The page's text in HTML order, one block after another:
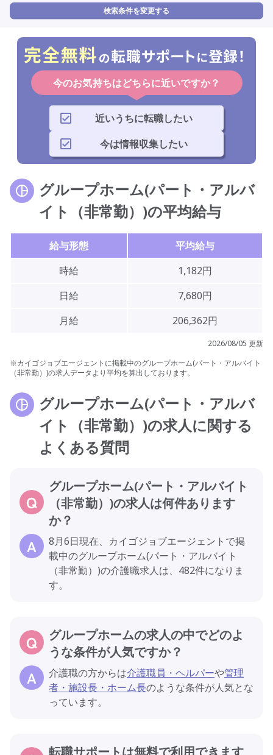
検索条件を変更する
今のお気持ちはどちらに近いですか？
近いうちに転職したい
今は情報収集したい
グループホーム(パート・アルバ
イト（非常勤）)の平均給与
給与形態
平均給与
時給
1,182円
日給
7,680円
月給
206,362円
2026/08/05 更新
※カイゴジョブエージェントに掲載中のグループホーム(パート・アルバイト
（非常勤）)の求人データより平均を算出しております。
グループホーム(パート・アルバ
イト（非常勤）)の求人に関する
よくある質問
グループホーム(パート・アルバイト
（非常勤）)の求人は何件あります
か？
8月6日現在、カイゴジョブエージェントで掲
載中のグループホーム(パート・アルバイト
（非常勤）)の介護職求人は、482件になりま
す。
グループホームの求人の中でどのよ
うな条件が人気ですか？
介護職の方からは介護職員・ヘルパーや管理
者・施設長・ホーム長のような条件が人気とな
っています。
転職サポートは無料で利用できます